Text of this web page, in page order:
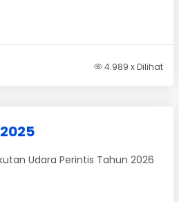
4.989 x Dilihat
Udara Perintis Tahun 2026